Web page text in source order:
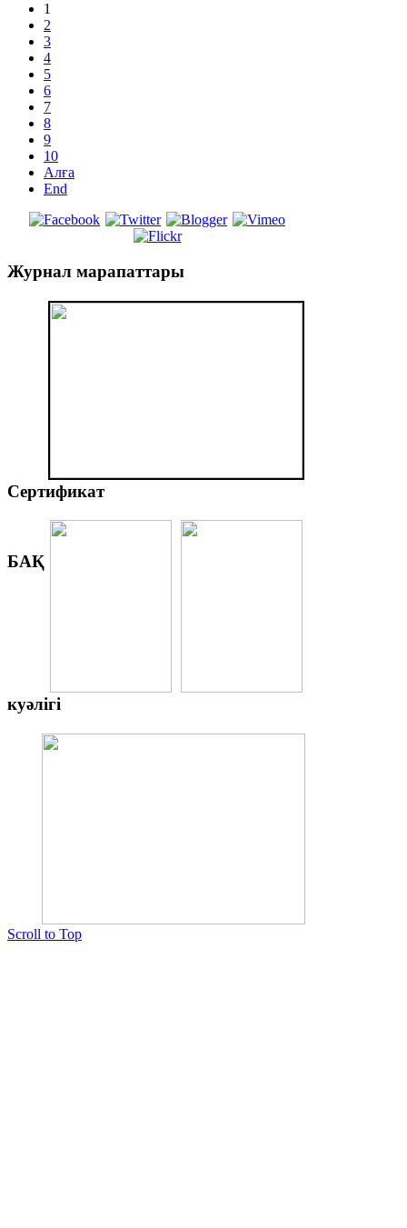
1
2
3
4
5
6
7
8
9
10
Алға
End
Журнал марапаттары
Сертификат
БАҚ
куәлігі
Scroll to Top